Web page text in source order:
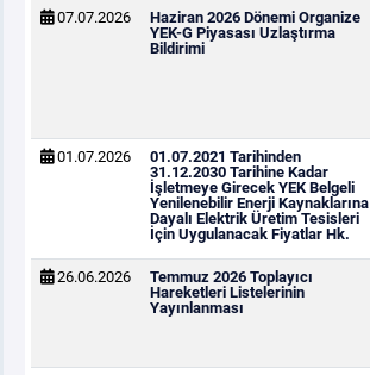
07.07.2026
Haziran 2026 Dönemi Organize
YEK-G Piyasası Uzlaştırma
Bildirimi
01.07.2026
01.07.2021 Tarihinden
31.12.2030 Tarihine Kadar
İşletmeye Girecek YEK Belgeli
Yenilenebilir Enerji Kaynaklarına
Dayalı Elektrik Üretim Tesisleri
İçin Uygulanacak Fiyatlar Hk.
26.06.2026
Temmuz 2026 Toplayıcı
Hareketleri Listelerinin
Yayınlanması